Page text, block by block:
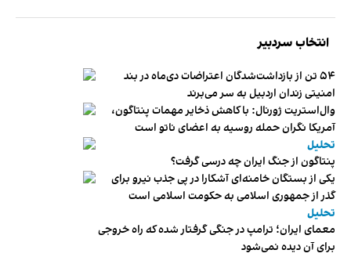
انتخاب سردبیر
۵۴ تن از بازداشت‌شدگان اعتراضات دی‌ماه در بند
امنیتی زندان اردبیل به سر می‌برند
وال‌استریت ژورنال: با کاهش ذخایر مهمات پنتاگون،
آمریکا نگران حمله روسیه به اعضای ناتو‌ است
تحلیل
پنتاگون از جنگ ایران چه درسی گرفت؟
یکی از بستگان خامنه‌ای آشکارا در پی جذب نیرو برای
گذر از جمهوری اسلامی به حکومت اسلامی است
تحلیل
معمای ایران؛ ترامپ در جنگی گرفتار شده که راه خروجی
برای آن دیده نمی‌شود